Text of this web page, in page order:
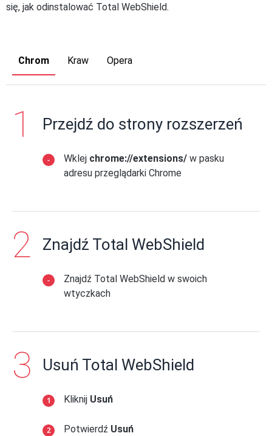
się, jak odinstalować Total WebShield.
Chrom Kraw Opera
Przejdź do strony rozszerzeń
Wklej chrome://extensions/ w pasku
adresu przeglądarki Chrome
Znajdź Total WebShield
Znajdź Total WebShield w swoich
wtyczkach
Usuń Total WebShield
Kliknij Usuń
Potwierdź Usuń